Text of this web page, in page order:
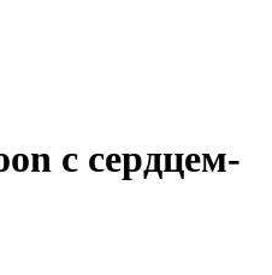
c сердцем-